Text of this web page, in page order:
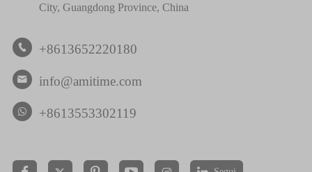
City, Guangdong Province, China
 +8613652220180
 info@amitime.com
+8613553302119